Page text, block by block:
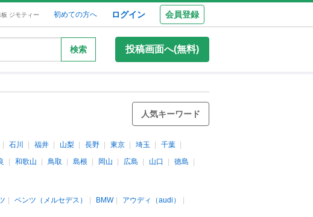
ジモティー 初めての方へ ログイン 会員登録
検索 投稿画面へ(無料)
人気キーワード
石川 福井 山梨 長野 東京 埼玉
千葉
和歌山 鳥取 島根 岡山 広島 山口
徳島
ベンツ（メルセデス） BMW
アウディ（audi）